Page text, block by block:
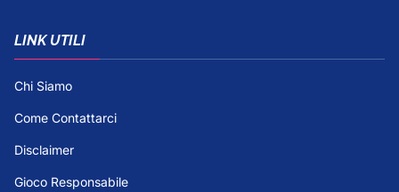
LINK UTILI
Chi Siamo
Come Contattarci
Disclaimer
Gioco Responsabile